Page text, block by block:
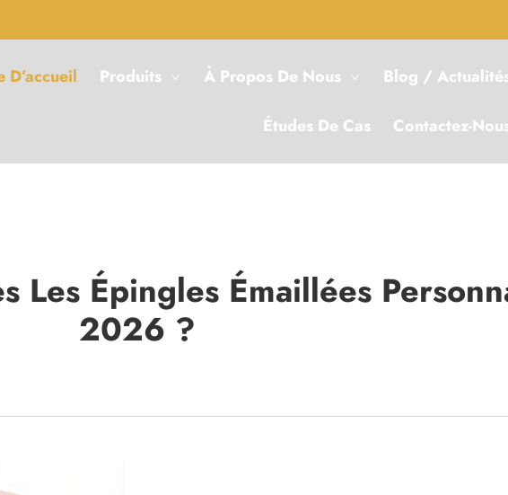
D’accueil Produits À Propos De Nous Blog /
Études De Cas Contactez-
Les Épingles Émaillées
2026 ?